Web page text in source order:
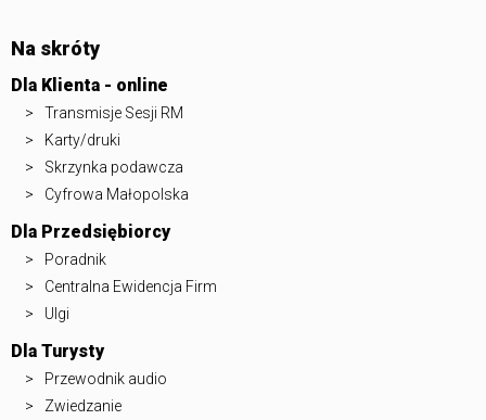
Na skróty
Dla Klienta - online
Transmisje Sesji RM
Karty/druki
Skrzynka podawcza
Cyfrowa Małopolska
Dla Przedsiębiorcy
Poradnik
Centralna Ewidencja Firm
Ulgi
Dla Turysty
Przewodnik audio
Zwiedzanie